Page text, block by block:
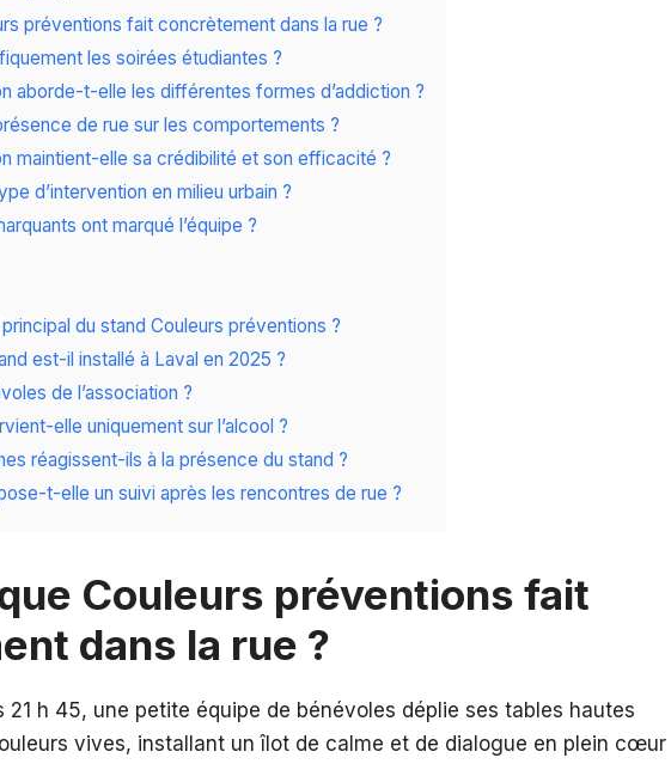
préventions fait concrètement dans la rue ?
les soirées étudiantes ?
aborde-t-elle les différentes formes d’addiction ?
de rue sur les comportements ?
maintient-elle sa crédibilité et son efficacité ?
d’intervention en milieu urbain ?
ont marqué l’équipe ?
du stand Couleurs préventions ?
est-il installé à Laval en 2025 ?
de l’association ?
elle uniquement sur l’alcool ?
réagissent-ils à la présence du stand ?
t-elle un suivi après les rencontres de rue ?
Couleurs préventions fait
dans la rue ?
21 h 45, une petite équipe de bénévoles déplie ses tables hautes
vives, installant un îlot de calme et de dialogue en plein cœur